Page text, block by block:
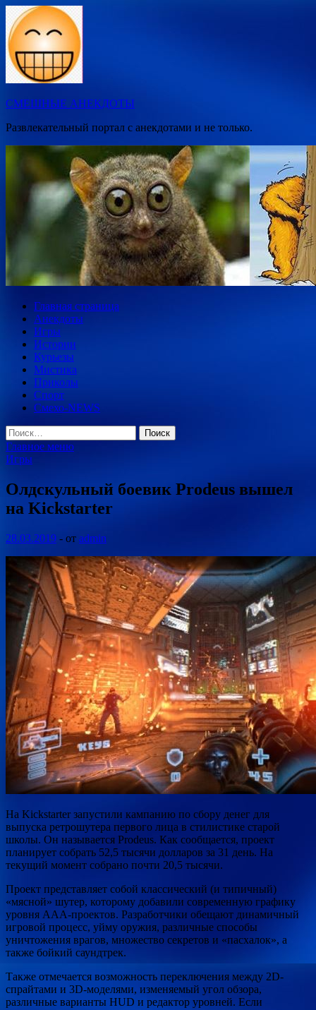
Перейти
содержимому
СМЕШНЫЕ АНЕКДОТЫ
Развлекательный портал с анекдотами и не только.
Главная страница
Анекдоты
Игры
Истории
Курьезы
Мистика
Приколы
Спорт
Смехо-NEWS
Найти:
Главное меню
Игры
Олдскульный боевик Prodeus вышел
на Kickstarter
28.03.2019 - от admin
На Kickstarter запустили кампанию по сбору денег для
выпуска ретрошутера первого лица в стилистике старой
школы. Он называется Prodeus. Как сообщается, проект
планирует собрать 52,5 тысячи долларов за 31 день. На
текущий момент собрано почти 20,5 тысячи.
Проект представляет собой классический (и типичный)
«мясной» шутер, которому добавили современную графику
уровня AAA-проектов. Разработчики обещают динамичный
игровой процесс, уйму оружия, различные способы
уничтожения врагов, множество секретов и «пасхалок», а
также бойкий саундтрек.
Также отмечается возможность переключения между 2D-
спрайтами и 3D-моделями, изменяемый угол обзора,
различные варианты HUD и редактор уровней. Если